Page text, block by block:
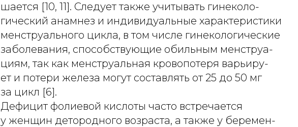
шается [10, 11]. Следует также учитывать гинеколо-
гический анамнез и индивидуальные характеристики
менструального цикла, в том числе гинекологические
заболевания, способствующие обильным менструа-
циям, так как менструальная кровопотеря варьиру-
ет и потери железа могут составлять от 25 до 50 мг
за цикл [6].
Дефицит фолиевой кислоты часто встречается
у женщин детородного возраста, а также у беремен-